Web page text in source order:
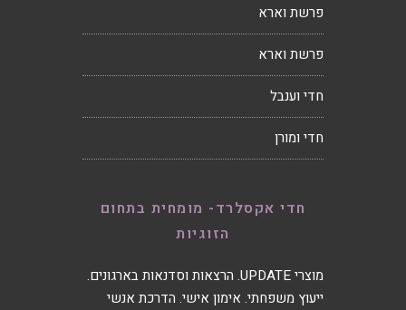
פרשת וארא
פרשת וארא
חדי וענבל
חדי ומורן
חדי אקסלרד- מומחית בתחום
הזוגיות
מוצרי UPDATE. הרצאות וסדנאות בארגונים.
ייעוץ משפחתי. אימון אישי. הדרכת אנשי